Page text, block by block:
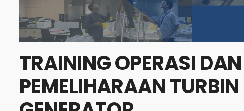
TRAINING OPERASI DAN
PEMELIHARAAN